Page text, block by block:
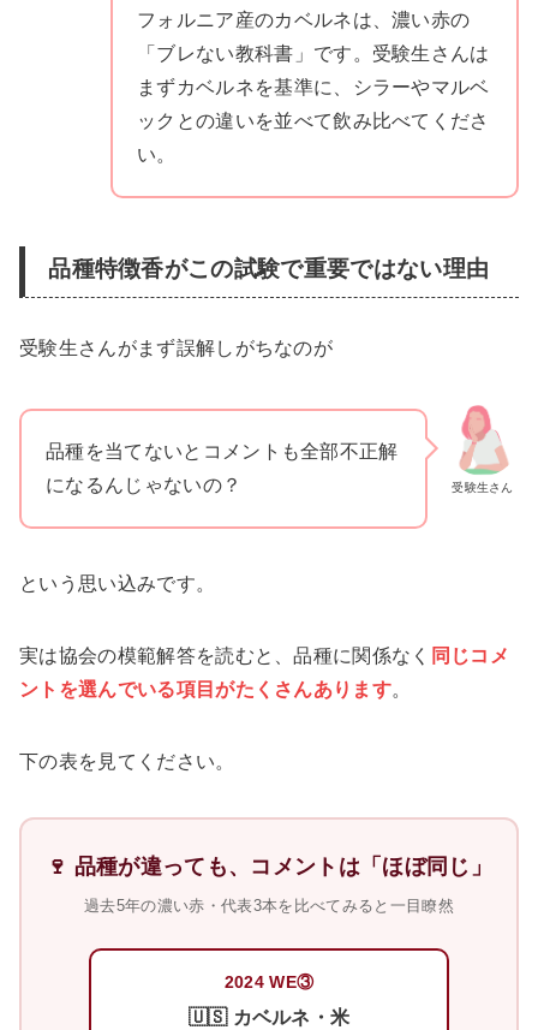
フォルニア産のカベルネは、濃い赤の
「ブレない教科書」です。受験生さんは
まずカベルネを基準に、シラーやマルベ
ックとの違いを並べて飲み比べてくださ
い。
品種特徴香がこの試験で重要ではない理由
受験生さんがまず誤解しがちなのが
受験生さん
品種を当てないとコメントも全部不正解
になるんじゃないの？
という思い込みです。
実は協会の模範解答を読むと、品種に関係なく 同じコメ
ントを選んでいる項目がたくさんあります。
下の表を見てください。
🍷 品種が違っても、コメントは「ほぼ同じ」
過去5年の濃い赤・代表3本を比べてみると一目瞭然
2024 WE③
🇺🇸 カベルネ・米